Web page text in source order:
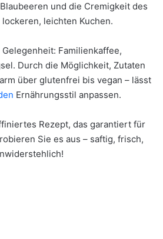
und die Cremigkeit des
leichten Kuchen.
Familienkaffee,
Durch die Möglichkeit, Zutaten
über glutenfrei bis vegan – lässt
Ernährungsstil anpassen.
Rezept, das garantiert für
Sie es aus – saftig, frisch,